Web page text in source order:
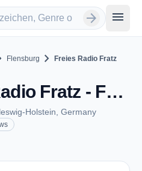
arrow_forward menu
Flensburg chevron_right Freies Radio Fratz
Freies Radio Fratz - FM 98.5 - Flensburg
Holstein, Germany